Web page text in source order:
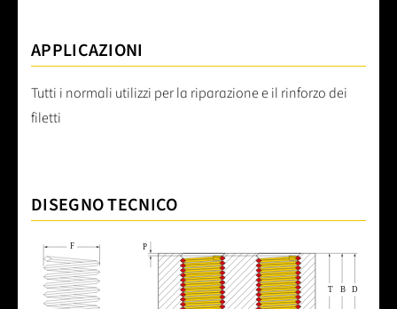
APPLICAZIONI
Tutti i normali utilizzi per la riparazione e il rinforzo dei
filetti
DISEGNO TECNICO